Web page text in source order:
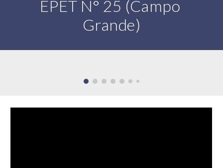
EPET N° 25 (Campo
Grande)